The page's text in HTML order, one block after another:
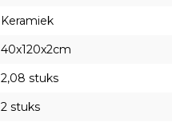
Keramiek
40x120x2cm
2,08 stuks
2 stuks